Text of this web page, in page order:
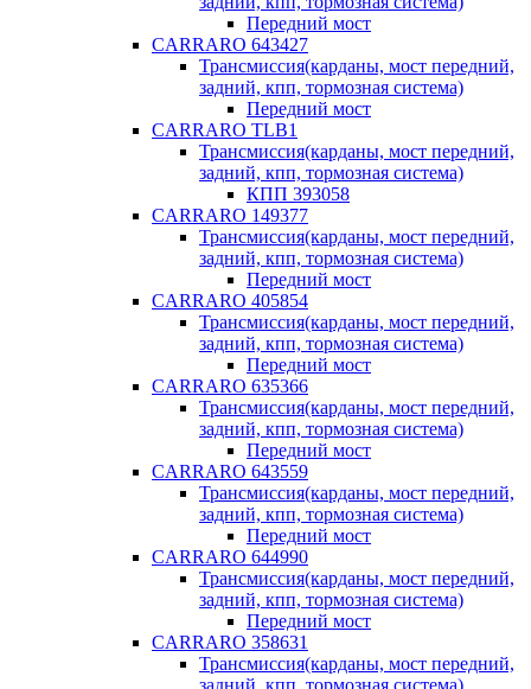
Передний мост
CARRARO 643427
Трансмиссия(карданы, мост передний,
задний, кпп, тормозная система)
Передний мост
CARRARO TLB1
Трансмиссия(карданы, мост передний,
задний, кпп, тормозная система)
КПП 393058
CARRARO 149377
Трансмиссия(карданы, мост передний,
задний, кпп, тормозная система)
Передний мост
CARRARO 405854
Трансмиссия(карданы, мост передний,
задний, кпп, тормозная система)
Передний мост
CARRARO 635366
Трансмиссия(карданы, мост передний,
задний, кпп, тормозная система)
Передний мост
CARRARO 643559
Трансмиссия(карданы, мост передний,
задний, кпп, тормозная система)
Передний мост
CARRARO 644990
Трансмиссия(карданы, мост передний,
задний, кпп, тормозная система)
Передний мост
CARRARO 358631
Трансмиссия(карданы, мост передний,
задний, кпп, тормозная система)